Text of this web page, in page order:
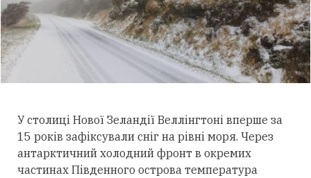
У столиці Нової Зеландії Веллінгтоні вперше за
15 років зафіксували сніг на рівні моря. Через
антарктичний холодний фронт в окремих
частинах Південного острова температура